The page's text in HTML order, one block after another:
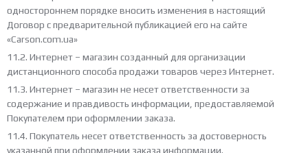
одностороннем порядке вносить изменения в настоящий
Договор с предварительной публикацией его на сайте
«Carson.com.ua»
11.2. Интернет – магазин созданный для организации
дистанционного способа продажи товаров через Интернет.
11.3. Интернет – магазин не несет ответственности за
содержание и правдивость информации, предоставляемой
Покупателем при оформлении заказа.
11.4. Покупатель несет ответственность за достоверность
указанной при оформлении заказа информации.